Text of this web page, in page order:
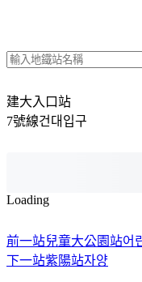
建大入口站
7號線건대입구
Loading
前一站兒童大公園站어
下一站紫陽站자양